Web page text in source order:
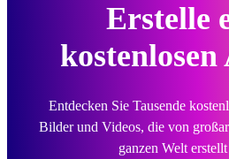
Erstelle
Entdecken Sie Tausende
Bilder und Videos, die von
ganzen Welt